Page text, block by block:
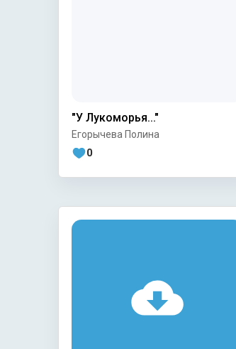
"У Лукоморья..."
Егорычева Полина
0